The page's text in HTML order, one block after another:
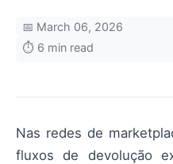
📅 March 06, 2026
⏱️ 6 min read
Nas redes de
fluxos de devolução